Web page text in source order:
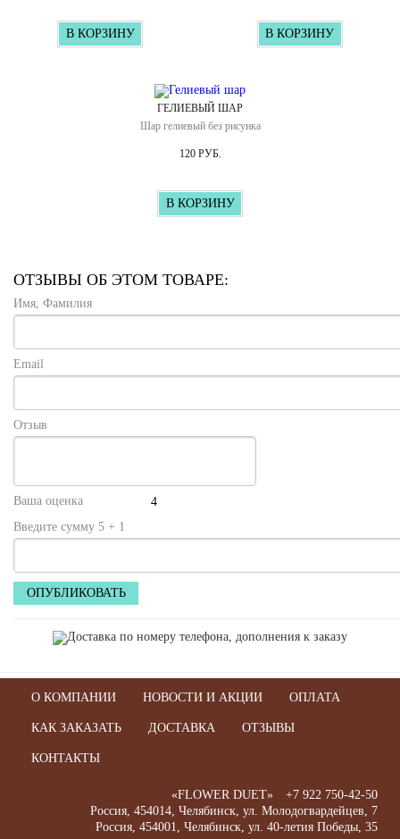
В КОРЗИНУ В КОРЗИНУ
ГЕЛИЕВЫЙ ШАР
Шар гелиевый без рисунка
120 РУБ.
В КОРЗИНУ
ОТЗЫВЫ ОБ ЭТОМ ТОВАРЕ:
Имя, Фамилия
Email
Отзыв
Ваша оценка
Введите сумму 5 + 1
О КОМПАНИИ НОВОСТИ И АКЦИИ ОПЛАТА
КАК ЗАКАЗАТЬ ДОСТАВКА ОТЗЫВЫ
КОНТАКТЫ
«FLOWER DUET»
+7 922 750-42-50
Россия, 454014, Челябинск, ул. Молодогвардейцев, 7
Россия, 454001, Челябинск, ул. 40-летия Победы, 35